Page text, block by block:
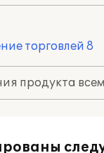
торговлей 8
продукта